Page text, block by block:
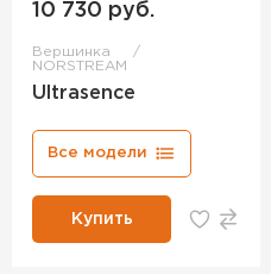
10 730 руб.
Вершинка
NORSTREAM
Ultrasence
Все модели
Купить